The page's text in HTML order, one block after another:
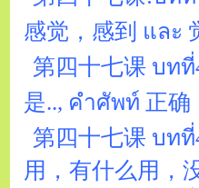
感觉，感到 และ
第四十七课 บท
是.., คำศัพท์ 正确
第四十七课 บท
用，有什么用，